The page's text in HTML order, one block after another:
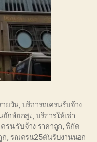
ายวัน บริการถเครนรับจ้าง
ยักษ์ยกสูง,บริการให้เช่า
รน รับจ้าง ราคาถูก พิกัด
ก รถเครน25ตันรับงานนอก